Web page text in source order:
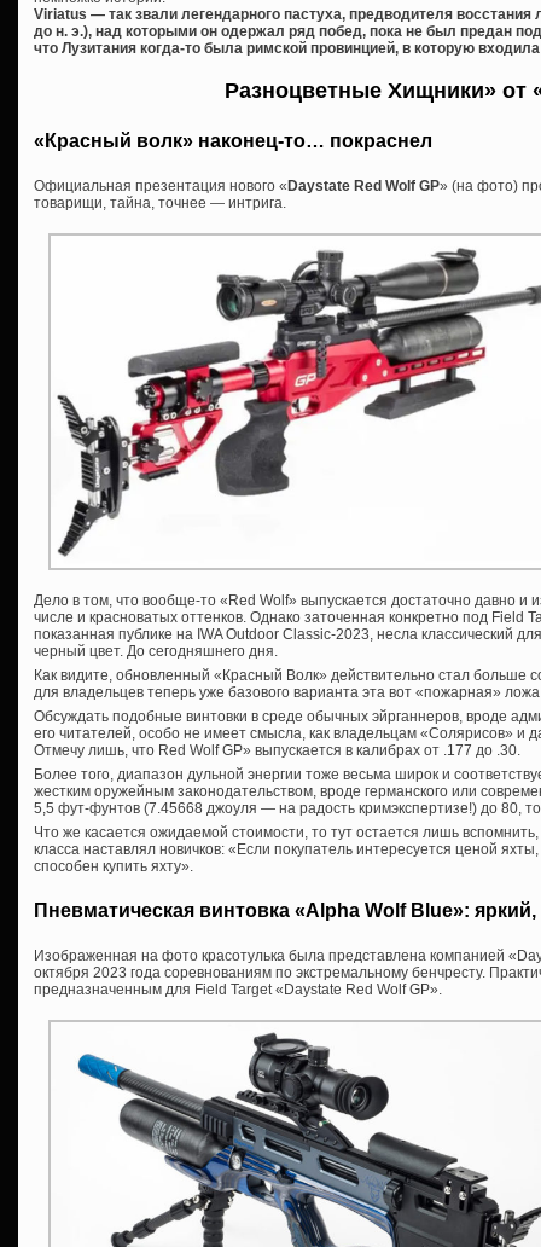
Viriatus — так звали легендарного пастуха, предводителя восстания
до н. э.), над которыми он одержал ряд побед, пока не был предан
что Лузитания когда-то была римской провинцией, в которую
Разноцветные Хищники» от
«Красный волк» наконец-то… покраснел
Официальная презентация нового «Daystate Red Wolf GP» (на фото)
товарищи, тайна, точнее — интрига.
Дело в том, что вообще-то «Red Wolf» выпускается достаточно давно и
числе и красноватых оттенков. Однако заточенная конкретно под Field
показанная публике на IWA Outdoor Classic-2023, несла классический
черный цвет. До сегодняшнего дня.
Как видите, обновленный «Красный Волк» действительно стал больше
для владельцев теперь уже базового варианта эта вот «пожарная»
Обсуждать подобные винтовки в среде обычных эйрганнеров, вроде
его читателей, особо не имеет смысла, как владельцам «Солярисов» и
Отмечу лишь, что Red Wolf GP» выпускается в калибрах от .177 до .30.
Более того, диапазон дульной энергии тоже весьма широк и
жестким оружейным законодательством, вроде германского или
5,5 фут-фунтов (7.45668 джоуля — на радость кримэкспертизе!) до 80,
Что же касается ожидаемой стоимости, то тут остается лишь
класса наставлял новичков: «Если покупатель интересуется ценой
способен купить яхту».
Пневматическая винтовка «Alpha Wolf Blue»:
Изображенная на фото красотулька была представлена компанией
октября 2023 года соревнованиям по экстремальному бенчресту.
предназначенным для Field Target «Daystate Red Wolf GP».